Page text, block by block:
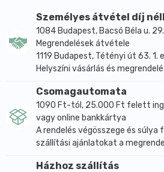
Személyes átvétel díj
1084 Budapest, Bacsó Béla u.
Megrendelések átvétele
1119 Budapest, Tétényi út 63. 1.
Helyszíni vásárlás és
Csomagautomata
1090 Ft-tól, 25.000 Ft felett
vagy online bankkártya
A rendelés végösszege és
szállítási ajánlatokat a
Házhoz szállítás